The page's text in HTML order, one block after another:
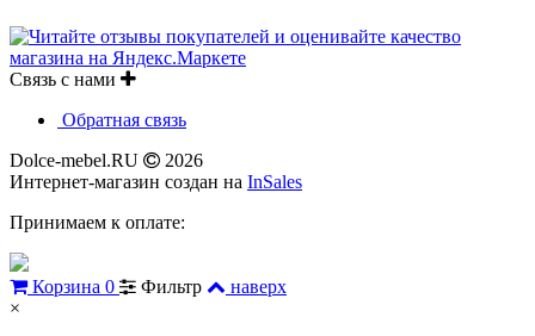
Связь с нами
Обратная связь
Dolce-mebel.RU
2026
Интернет-магазин создан на InSales
Принимаем к оплате:
Корзина 0 Фильтр
наверх
×